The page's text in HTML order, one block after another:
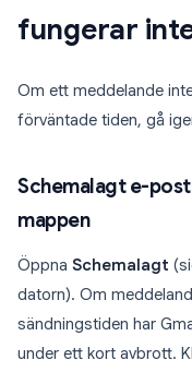
fungerar
Om ett meddelande
förväntade tiden, gå
Schemalagt e-
mappen
Öppna Schemalagt
datorn). Om
sändningstiden har
under ett kort avbrott.